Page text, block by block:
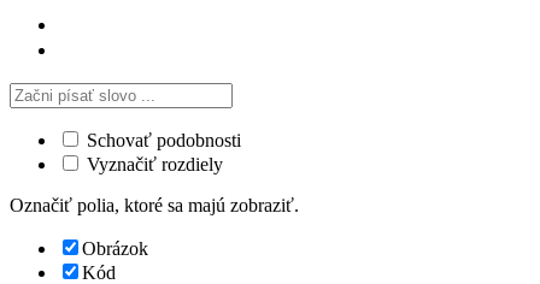
Schovať podobnosti
Vyznačiť rozdiely
Označiť polia, ktoré sa majú zobraziť.
Obrázok
Kód